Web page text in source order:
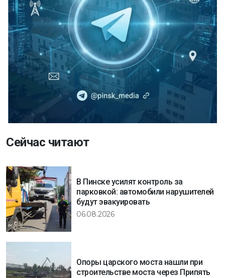
Сейчас читают
В Пинске усилят контроль за
парковкой: автомобили нарушителей
будут эвакуировать
06.08.2026
Опоры царского моста нашли при
строительстве моста через Припять